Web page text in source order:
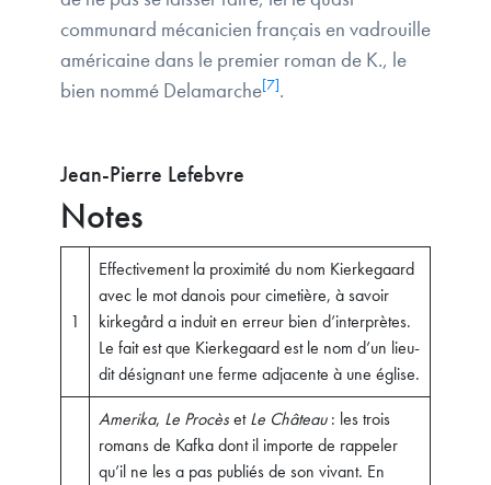
communard mécanicien français en vadrouille
américaine dans le premier roman de K., le
bien nommé Delamarche[7].
Jean-Pierre Lefebvre
Notes
1
Effectivement la proximité du nom Kierkegaard
avec le mot danois pour cimetière, à savoir
kirkegård a induit en erreur bien d’interprètes.
Le fait est que Kierkegaard est le nom d’un lieu-
dit désignant une ferme adjacente à une église.
Amerika, Le ProcèsetLe Château: les trois
romans de Kafka dont il importe de rappeler
qu’il ne les a pas publiés de son vivant. En